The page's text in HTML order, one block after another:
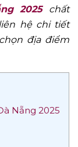
2025chất
hệ chi tiết
địa điểm
Nẵng 2025